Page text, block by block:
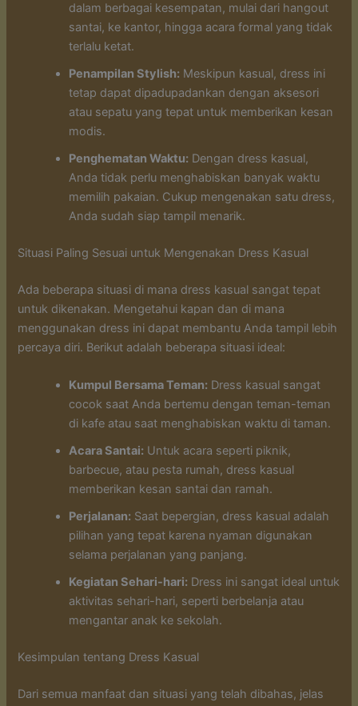
dalam berbagai kesempatan, mulai dari hangout
santai, ke kantor, hingga acara formal yang tidak
terlalu ketat.
Penampilan Stylish: Meskipun kasual, dress ini
tetap dapat dipadupadankan dengan aksesori
atau sepatu yang tepat untuk memberikan kesan
modis.
Penghematan Waktu: Dengan dress kasual,
Anda tidak perlu menghabiskan banyak waktu
memilih pakaian. Cukup mengenakan satu dress,
Anda sudah siap tampil menarik.
Situasi Paling Sesuai untuk Mengenakan Dress Kasual
Ada beberapa situasi di mana dress kasual sangat tepat
untuk dikenakan. Mengetahui kapan dan di mana
menggunakan dress ini dapat membantu Anda tampil lebih
percaya diri. Berikut adalah beberapa situasi ideal:
Kumpul Bersama Teman: Dress kasual sangat
cocok saat Anda bertemu dengan teman-teman
di kafe atau saat menghabiskan waktu di taman.
Acara Santai: Untuk acara seperti piknik,
barbecue, atau pesta rumah, dress kasual
memberikan kesan santai dan ramah.
Perjalanan: Saat bepergian, dress kasual adalah
pilihan yang tepat karena nyaman digunakan
selama perjalanan yang panjang.
Kegiatan Sehari-hari: Dress ini sangat ideal untuk
aktivitas sehari-hari, seperti berbelanja atau
mengantar anak ke sekolah.
Kesimpulan tentang Dress Kasual
Dari semua manfaat dan situasi yang telah dibahas, jelas